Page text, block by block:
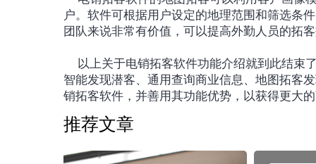
户。软件可根据用户设定的地理范围和筛选条
团队来说非常有价值，可以提高外勤人员的拓
智能发现潜客、通用查询商业信息、地图拓客
销拓客软件，并善用其功能优势，以获得更大
推荐文章